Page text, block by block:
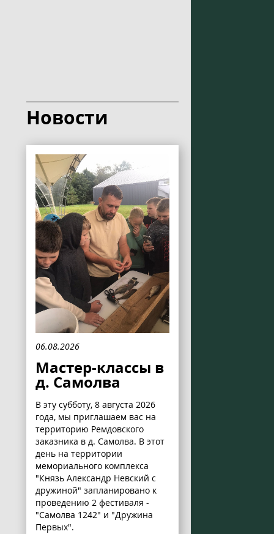
Новости
06.08.2026
Мастер-классы в
д. Самолва
В эту субботу, 8 августа 2026
года, мы приглашаем вас на
территорию Ремдовского
заказника в д. Самолва. В этот
день на территории
мемориального комплекса
"Князь Александр Невский с
дружиной" запланировано к
проведению 2 фестиваля -
"Самолва 1242" и "Дружина
Первых".